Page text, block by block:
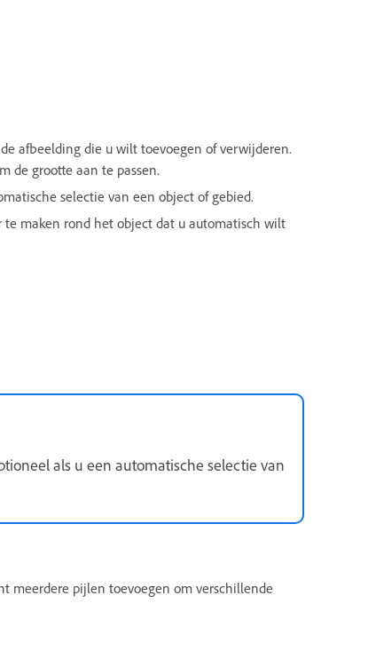
afbeelding die u wilt toevoegen of verwijderen.
de grootte aan te passen.
selectie van een object of gebied.
te maken rond het object dat u automatisch wilt
als u een automatische selectie van
meerdere pijlen toevoegen om verschillende